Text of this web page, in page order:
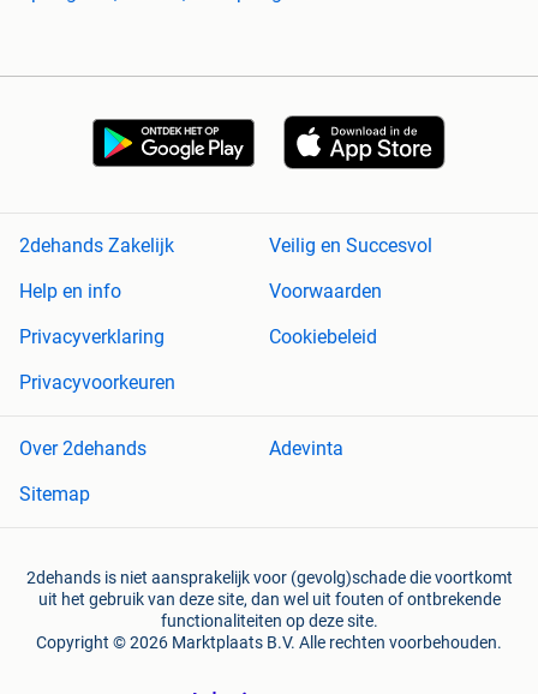
2dehands Zakelijk
Veilig en Succesvol
Help en info
Voorwaarden
Privacyverklaring
Cookiebeleid
Privacyvoorkeuren
Over 2dehands
Adevinta
Sitemap
2dehands is niet aansprakelijk voor (gevolg)schade die voortkomt
uit het gebruik van deze site, dan wel uit fouten of ontbrekende
functionaliteiten op deze site.
Copyright © 2026 Marktplaats B.V. Alle rechten voorbehouden.